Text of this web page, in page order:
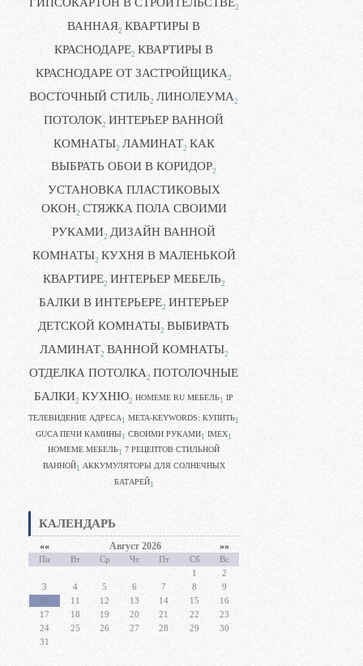
2
ВАННАЯ2 КВАРТИРЫ В
КРАСНОДАРЕ2 КВАРТИРЫ В
КРАСНОДАРЕ ОТ ЗАСТРОЙЩИКА2
ВОСТОЧНЫЙ СТИЛЬ2 ЛИНОЛЕУМА2
ПОТОЛОК2 ИНТЕРЬЕР ВАННОЙ
КОМНАТЫ2 ЛАМИНАТ2 КАК
ВЫБРАТЬ ОБОИ В КОРИДОР2
УСТАНОВКА ПЛАСТИКОВЫХ
ОКОН2 СТЯЖКА ПОЛА СВОИМИ
РУКАМИ2 ДИЗАЙН ВАННОЙ
КОМНАТЫ2 КУХНЯ В МАЛЕНЬКОЙ
КВАРТИРЕ2 ИНТЕРЬЕР МЕБЕЛЬ2
БАЛКИ В ИНТЕРЬЕРЕ2 ИНТЕРЬЕР
ДЕТСКОЙ КОМНАТЫ2 ВЫБИРАТЬ
ЛАМИНАТ2 ВАННОЙ КОМНАТЫ2
ОТДЕЛКА ПОТОЛКА2 ПОТОЛОЧНЫЕ
БАЛКИ2 КУХНЮ2 HOMEME RU МЕБЕЛЬ1 IP
ТЕЛЕВИДЕНИЕ АДРЕСА 1 META-KEYWORDS: КУПИТЬ1
GUCA ПЕЧИ КАМИНЫ1 CВОИМИ РУКАМИ1 IMEX1
HOMEME МЕБЕЛЬ1 7 РЕЦЕПТОВ СТИЛЬНОЙ
ВАННОЙ1 АККУМУЛЯТОРЫ ДЛЯ СОЛНЕЧНЫХ
БАТАРЕЙ1
КАЛЕНДАРЬ
«« Август 2026 »»
Пн Вт Ср Чт Пт Сб
Вс
1
2
3
4 5 6 7 8
9
10
11 12 13 14 15
16
17
18 19 20 21 22
23
24
25 26 27 28 29
30
31